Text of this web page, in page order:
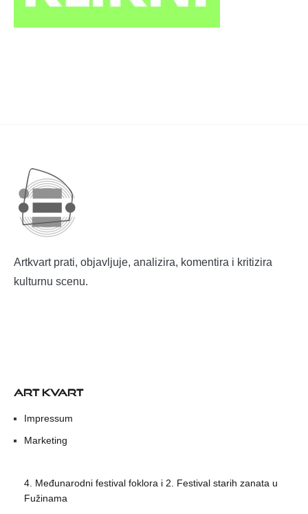
Artkvart prati, objavljuje, analizira, komentira i kritizira
kulturnu scenu.
ART KVART
Impressum
Marketing
4. Međunarodni festival foklora i 2. Festival starih zanata u
Fužinama